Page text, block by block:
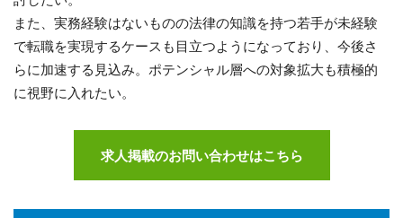
また、実務経験はないものの法律の知識を持つ若手が未経験
で転職を実現するケースも目立つようになっており、今後さ
らに加速する見込み。ポテンシャル層への対象拡大も積極的
に視野に入れたい。
求人掲載のお問い合わせはこちら